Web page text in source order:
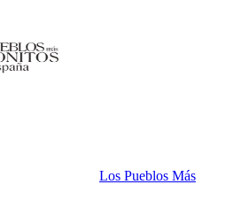
Los Pueblos Más